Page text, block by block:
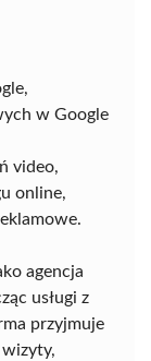
w Google
video,
online,
agencja
usługi z
przyjmuje